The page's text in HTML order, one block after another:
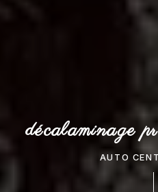
décalaminage
AUTO